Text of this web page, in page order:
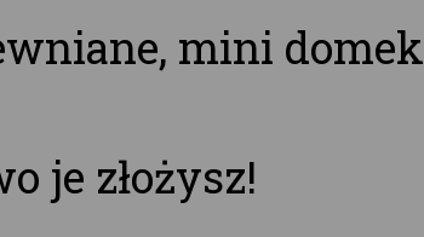
mini domek
je złożysz!